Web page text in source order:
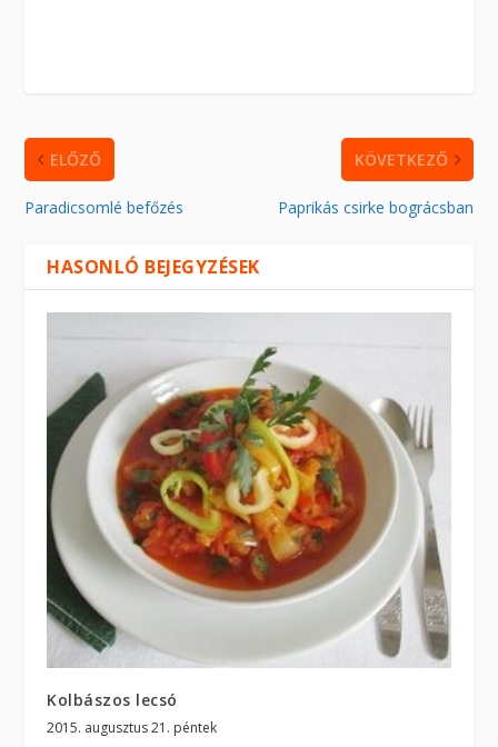
ELŐZŐ
Paradicsomlé befőzés
KÖVETKEZŐ
Paprikás csirke bográcsban
HASONLÓ BEJEGYZÉSEK
Kolbászos lecsó
2015. augusztus 21. péntek